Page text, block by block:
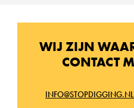
WIJ ZIJN
CONTACT
INFO@STOPDIGGING.NL